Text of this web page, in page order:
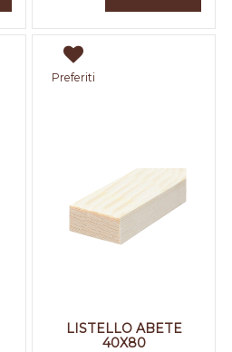
Preferiti
LISTELLO ABETE
40X80